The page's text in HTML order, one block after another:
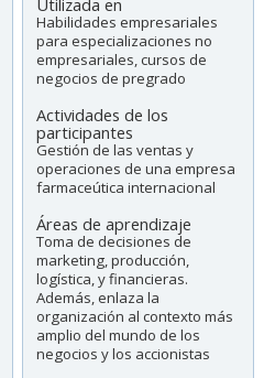
Utilizada en
Habilidades empresariales
para especializaciones no
empresariales, cursos de
negocios de pregrado
Actividades de los
participantes
Gestión de las ventas y
operaciones de una empresa
farmaceútica internacional
Áreas de aprendizaje
Toma de decisiones de
marketing, producción,
logística, y financieras.
Además, enlaza la
organización al contexto más
amplio del mundo de los
negocios y los accionistas